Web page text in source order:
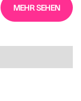
MEHR SEHEN